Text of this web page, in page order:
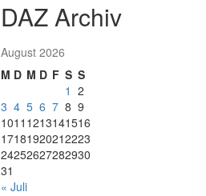
DAZ Archiv
August 2026
M D M D F S S
1 2
3 4 5 6 7 8 9
1011 1213141516
17181920212223
24252627282930
31
« Juli